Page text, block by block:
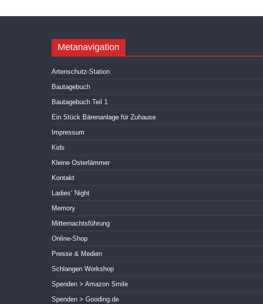
Metanavigation
Artenschutz-Station
Bautagebuch
Bautagebuch Teil 1
Ein Stück Bärenanlage für Zuhause
Impressum
Kids
Kleine Osterlämmer
Kontakt
Ladies‘ Night
Memory
Mitternachtsführung
Online-Shop
Presse & Medien
Schlangen Workshop
Spenden > Amazon Smile
Spenden > Gooding.de